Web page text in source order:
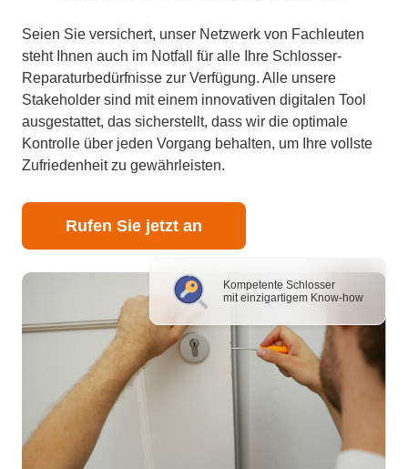
Kompetente Schlosser
mit einzigartigem Know-how
Seien Sie versichert, unser Netzwerk von Fachleuten
steht Ihnen auch im Notfall für alle Ihre Schlosser-
Reparaturbedürfnisse zur Verfügung. Alle unsere
Stakeholder sind mit einem innovativen digitalen Tool
ausgestattet, das sicherstellt, dass wir die optimale
Kontrolle über jeden Vorgang behalten, um Ihre vollste
Zufriedenheit zu gewährleisten.
Rufen Sie jetzt an